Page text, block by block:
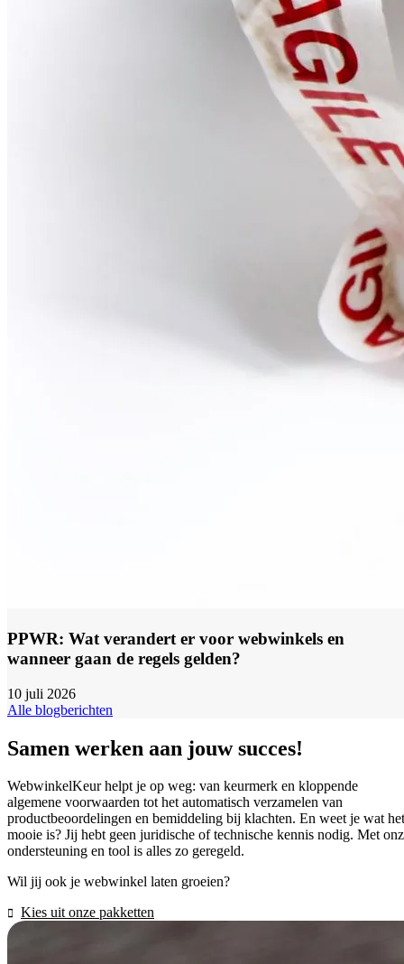
PPWR: Wat verandert er voor webwinkels en
wanneer gaan de regels gelden?
10 juli 2026
Alle blogberichten
Samen werken aan jouw succes!
WebwinkelKeur helpt je op weg: van keurmerk en kloppende
algemene voorwaarden tot het automatisch verzamelen van
productbeoordelingen en bemiddeling bij klachten. En weet je wat het
mooie is? Jij hebt geen juridische of technische kennis nodig. Met
ondersteuning en tool is alles zo geregeld.
Wil jij ook je webwinkel laten groeien?
Kies uit onze pakketten